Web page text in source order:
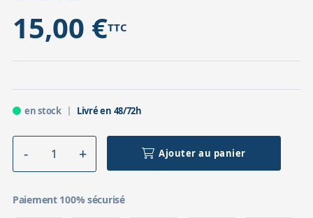
15,00 €TTC
en stock Livré en 48/72h
Ajouter au panier
Paiement 100% sécurisé